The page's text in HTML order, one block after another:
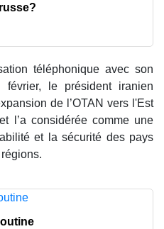
téléphonique avec son
le président iranien
de l’OTAN vers l'Est
l’a considérée comme une
et la sécurité des pays